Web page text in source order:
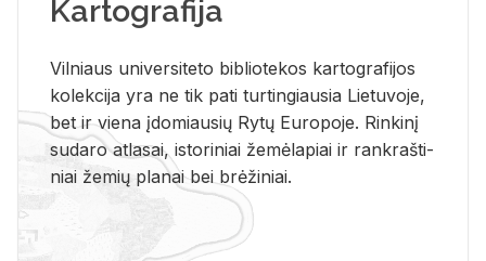
Kartografija
Vil­niaus uni­ver­si­te­to bi­b­lio­te­kos kar­to­gra­fi­jos
ko­lek­ci­ja yra ne tik pati tur­tin­giau­sia Lie­tu­vo­je,
bet ir vie­na įdo­miau­sių Rytų Eu­ro­po­je. Rin­ki­nį
su­da­ro at­la­sai, is­to­ri­niai že­mė­la­piai ir rank­raš­ti­
niai že­mių pla­nai bei brė­ži­niai.